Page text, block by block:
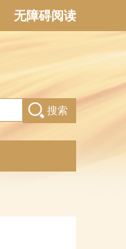
无障碍阅读
搜索